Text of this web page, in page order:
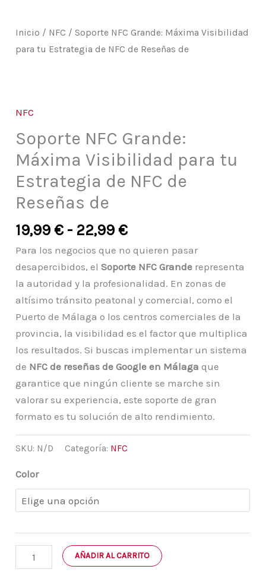
Inicio / NFC / Soporte NFC Grande: Máxima Visibilidad
para tu Estrategia de NFC de Reseñas de
NFC
Soporte NFC Grande:
Máxima Visibilidad para tu
Estrategia de NFC de
Reseñas de
19,99€ - 22,99€
Para los negocios que no quieren pasar
desapercibidos, elSoporte NFC Grande representa
la autoridad y la profesionalidad. En zonas de
altísimo tránsito peatonal y comercial, como el
Puerto de Málaga o los centros comerciales de la
provincia, la visibilidad es el factor que multiplica
los resultados. Si buscas implementar un sistema
de NFC de reseñas de Google en Málaga que
garantice que ningún cliente se marche sin
valorar su experiencia, este soporte de gran
formato es tu solución de alto rendimiento.
SKU: N/D Categoría: NFC
Color
de
cantidad
AÑADIR AL CARRITO